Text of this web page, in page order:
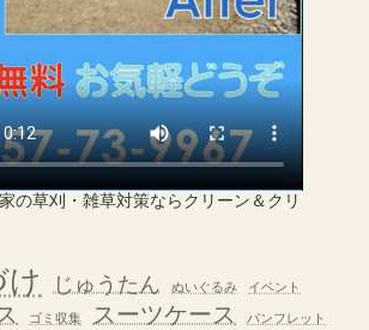
の草刈・雑草対策ならクリーン＆クリ
け じゅうたん ぬいぐるみ イベント
ゴミ収集 スーツケース パンフレット